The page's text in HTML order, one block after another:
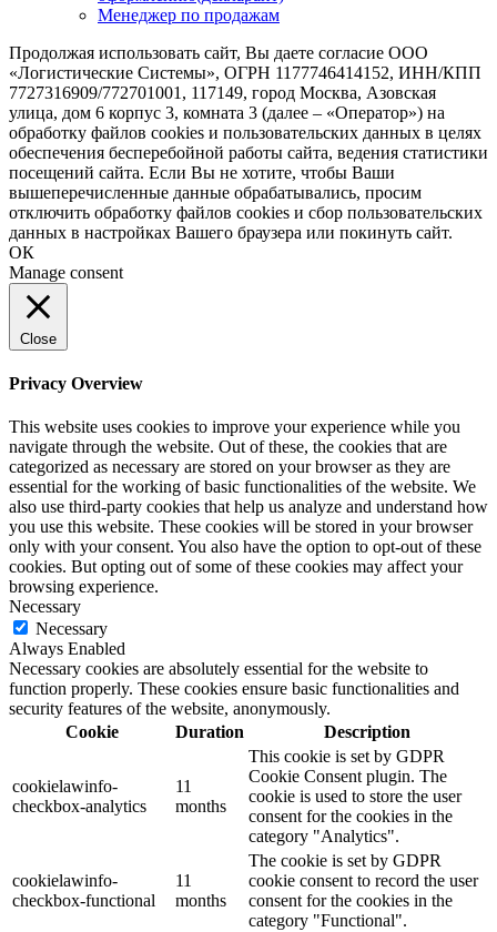
Менеджер по продажам
Продолжая использовать сайт, Вы даете согласие ООО
«Логистические Системы», ОГРН 1177746414152, ИНН/КПП
7727316909/772701001, 117149, город Москва, Азовская
улица, дом 6 корпус 3, комната 3 (далее – «Оператор») на
обработку файлов cookies и пользовательских данных в целях
обеспечения бесперебойной работы сайта, ведения статистики
посещений сайта. Если Вы не хотите, чтобы Ваши
вышеперечисленные данные обрабатывались, просим
отключить обработку файлов cookies и сбор пользовательских
данных в настройках Вашего браузера или покинуть сайт.
ОК
Manage consent
Close
Privacy Overview
This website uses cookies to improve your experience while you
navigate through the website. Out of these, the cookies that are
categorized as necessary are stored on your browser as they are
essential for the working of basic functionalities of the website. We
also use third-party cookies that help us analyze and understand how
you use this website. These cookies will be stored in your browser
only with your consent. You also have the option to opt-out of these
cookies. But opting out of some of these cookies may affect your
browsing experience.
Necessary
Necessary
Always Enabled
Necessary cookies are absolutely essential for the website to
function properly. These cookies ensure basic functionalities and
security features of the website, anonymously.
Cookie
Duration Description
cookielawinfo-
checkbox-analytics
11
months
This cookie is set by GDPR
Cookie Consent plugin. The
cookie is used to store the user
consent for the cookies in the
category "Analytics".
cookielawinfo-
checkbox-functional
11
months
The cookie is set by GDPR
cookie consent to record the user
consent for the cookies in the
category "Functional".